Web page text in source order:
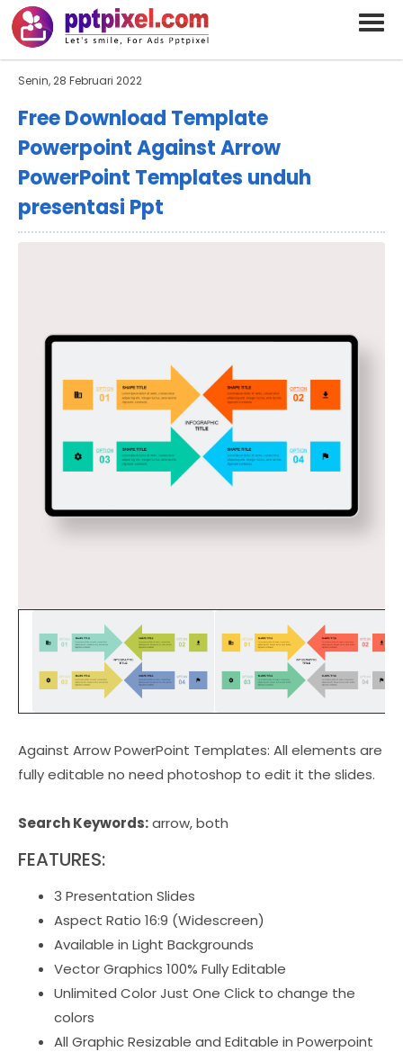
BARAND ANDA
Deskripsi Singkat Saja
Senin, 28 Februari 2022
Free Download Template
Powerpoint Against Arrow
PowerPoint Templates unduh
presentasi Ppt
Against Arrow PowerPoint Templates: All elements are
fully editable no need photoshop to edit it the slides.
Search Keywords:arrow, both
FEATURES:
3 Presentation Slides
Aspect Ratio 16:9 (Widescreen)
Available in Light Backgrounds
Vector Graphics 100% Fully Editable
Unlimited Color Just One Click to change the
colors
All Graphic Resizable and Editable in Powerpoint